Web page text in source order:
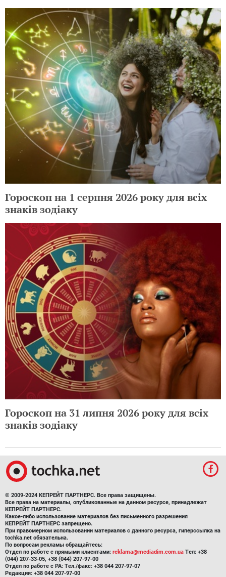
Гороскоп на 1 серпня 2026 року для всіх
знаків зодіаку
Гороскоп на 31 липня 2026 року для всіх
знаків зодіаку
© 2009-2024 КЕПРЕЙТ ПАРТНЕРС. Все права защищены.
Все права на материалы, опубликованные на данном ресурсе, принадлежат
КЕПРЕЙТ ПАРТНЕРС.
Какое-либо использование материалов без письменного разрешения
КЕПРЕЙТ ПАРТНЕРС запрещено.
При правомерном использовании материалов с данного ресурса, гиперссылка на
tochka.net обязательна.
По вопросам рекламы обращайтесь:
Отдел по работе с прямыми клиентами: reklama@mediadim.com.ua Тел: +38
(044) 207-33-05, +38 (044) 207-97-00
Отдел по работе с РА: Тел./факс: +38 044 207-97-07
Редакция: +38 044 207-97-00